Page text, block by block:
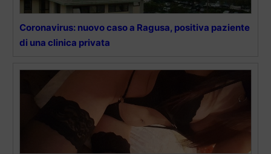
Coronavirus: nuovo caso a Ragusa, positiva paziente
di una clinica privata